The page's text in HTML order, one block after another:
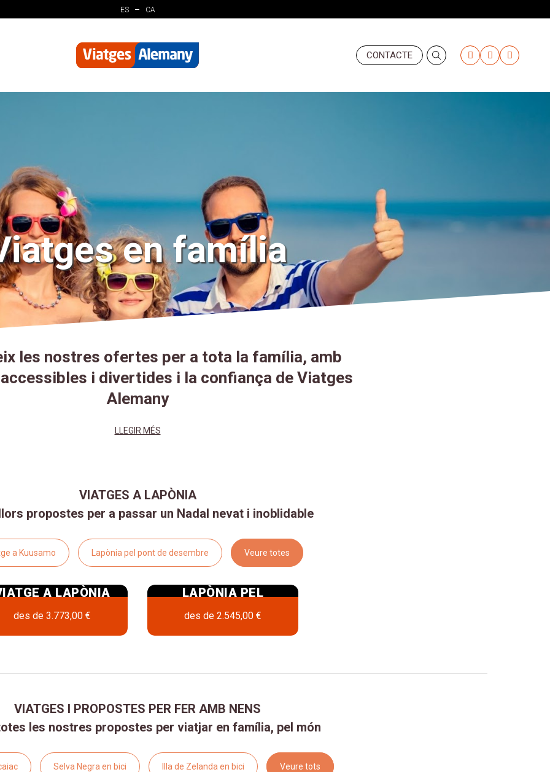
ES CA
Header
CONTACTE
en família
les nostres ofertes per a tota la família, amb
i divertides i la confiança de Viatges
Alemany
LLEGIR MÉS
VIATGES A LAPÒNIA
propostes per a passar un Nadal nevat i inoblidable
a Kuusamo Lapònia pel pont de desembre Veure totes
A LAPÒNIA
PER A VEURE EL
PARE NOEL
des de 3.773,00 €
LAPÒNIA PEL
PONT DE
DESEMBRE 2026:
SALLA O MUONIO,
MÀGIC
des de 2.545,00 €
VIATGES I PROPOSTES PER FER AMB NENS
les nostres propostes per viatjar en família, pel món
Selva Negra en bici Illa de Zelanda en bici Veure tots